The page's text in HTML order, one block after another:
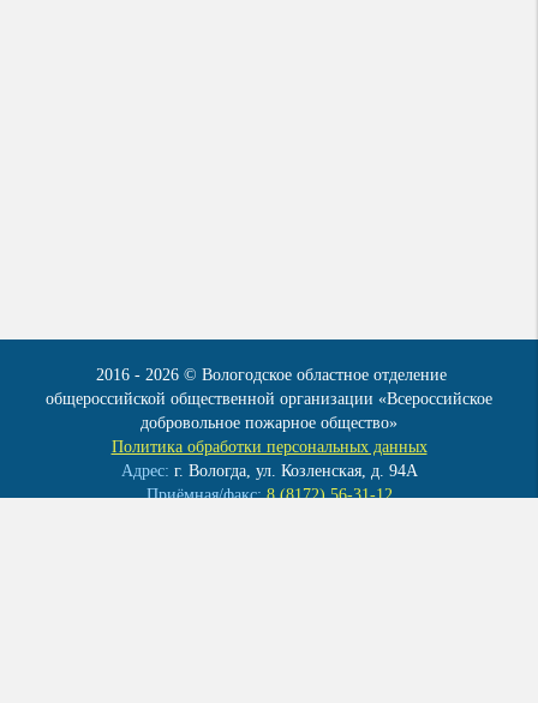
2016 - 2026 © Вологодское областное отделение
общероссийской общественной организации «Всероссийское
добровольное пожарное общество»
Политика обработки персональных данных
Адрес: г. Вологда, ул. Козленская, д. 94А
Приёмная/факс:8 (8172) 56-31-12